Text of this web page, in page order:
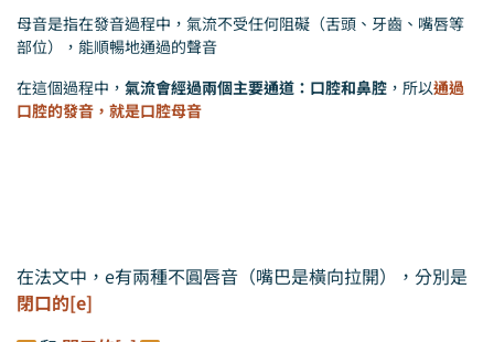
母音是指在發音過程中，氣流不受任何阻礙（舌頭、牙齒、嘴唇等
部位），能順暢地通過的聲音
在這個過程中， 氣流會經過兩個主要通道：口腔和鼻腔 ，所以通過
口腔的發音，就是口腔母音
在法文中，e有兩種不圓唇音（嘴巴是橫向拉開），分別是
閉口的[e]